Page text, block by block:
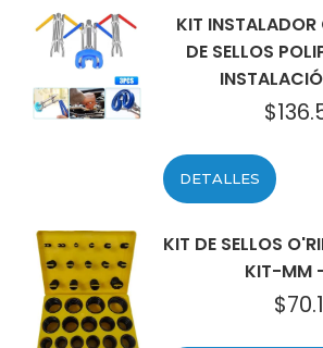
KIT
DE SELLOS
$
DETALLES
KIT DE SELLOS
KIT-MM
$